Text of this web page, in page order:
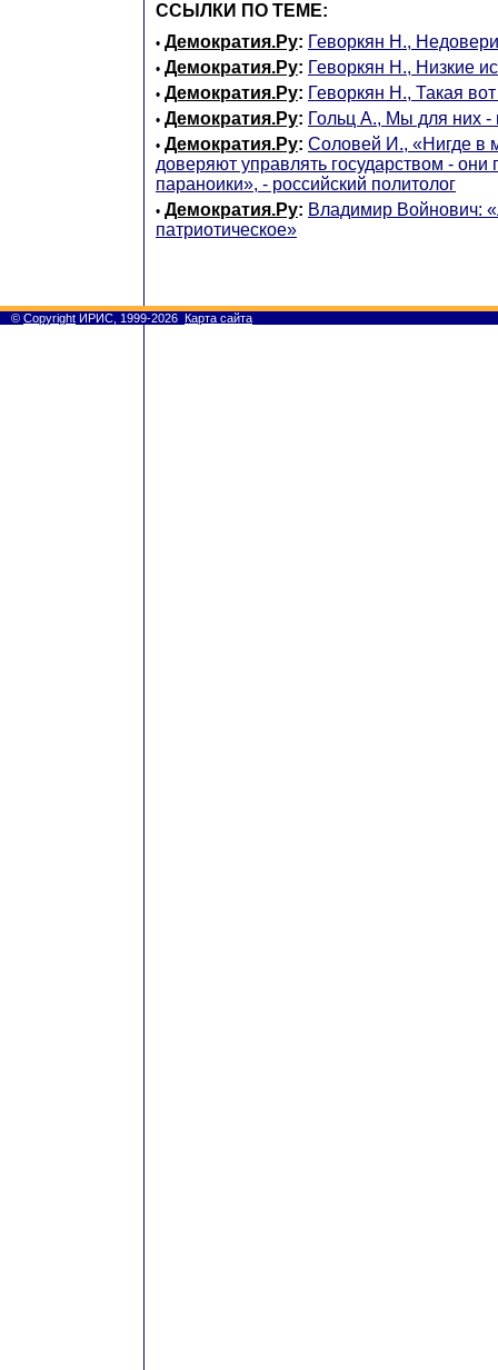
ССЫЛКИ ПО ТЕМЕ:
• Демократия.Ру: Геворкян Н.,
• Демократия.Ру: Геворкян Н., Низкие
• Демократия.Ру: Геворкян Н., Такая
• Демократия.Ру: Гольц А., Мы для них -
• Демократия.Ру: Соловей И., «Нигде в
доверяют управлять государством -
параноики», - российский политолог
• Демократия.Ру: Владимир Войнович:
патриотическое»
© Copyright ИРИС, 1999-2026 Карта сайта